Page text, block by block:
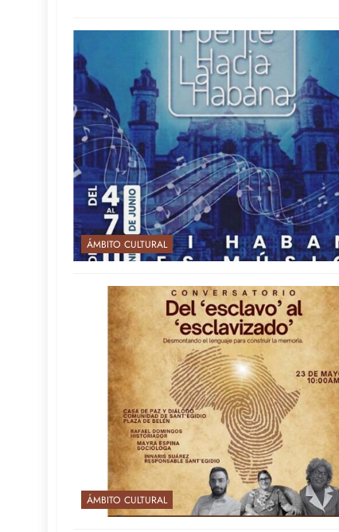
ÁMBITO CULTURAL
ÁMBITO CULTURAL